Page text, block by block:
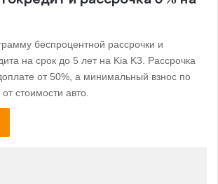
беспроцентной рассрочки и
на срок до 5 лет на Kia K3. Рассрочка
от 50%, а минимальный взнос по
стоимости авто.